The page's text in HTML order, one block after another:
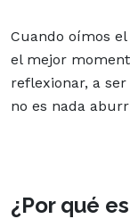
Cuando oímos
el mejor
reflexionar, a
no es nada
¿Por qué